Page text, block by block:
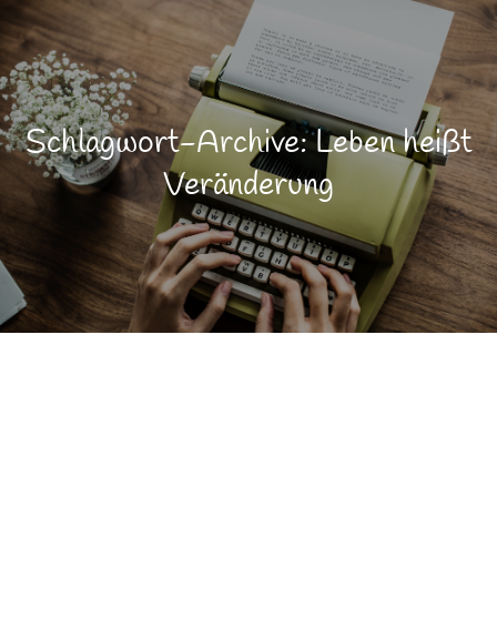
Schlagwort-Archive: Leben heißt
Veränderung